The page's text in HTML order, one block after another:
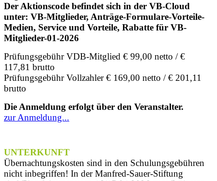
Der Aktionscode befindet sich in der VB-Cloud
unter: VB-Mitglieder, Anträge-Formulare-Vorteile-
Medien, Service und Vorteile, Rabatte für VB-
Mitglieder-01-2026
Prüfungsgebühr VDB-Mitglied € 99,00 netto / €
117,81 brutto
Prüfungsgebühr Vollzahler € 169,00 netto / € 201,11
brutto
Die Anmeldung erfolgt über den Veranstalter.
zur Anmeldung...
UNTERKUNFT
Übernachtungskosten sind in den Schulungsgebühren
nicht inbegriffen! In der Manfred-Sauer-Stiftung